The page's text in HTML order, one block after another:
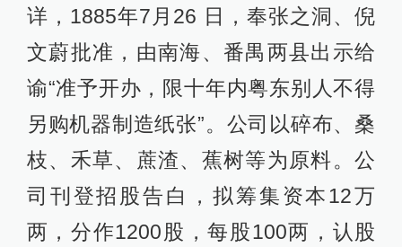
详，1885年7月26 日，奉张之洞、倪
文蔚批准，由南海、番禺两县出示给
谕“准予开办，限十年内粤东别人不得
另购机器制造纸张”。公司以碎布、桑
枝、禾草、蔗渣、蕉树等为原料。公
司刊登招股告白，拟筹集资本12万
两，分作1200股，每股100两，认股